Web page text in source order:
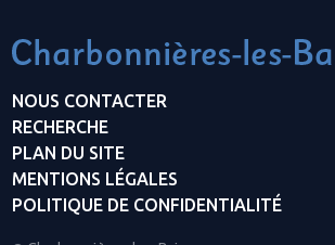
NOUS CONTACTER
RECHERCHE
PLAN DU SITE
MENTIONS LÉGALES
POLITIQUE DE CONFIDENTIALITÉ